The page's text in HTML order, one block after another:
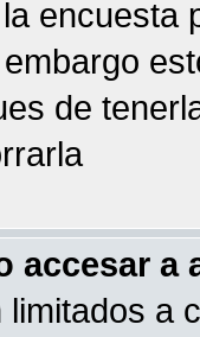
encuesta
de
accesar a
a